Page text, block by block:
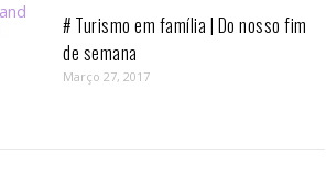
# Turismo em família | Do nosso fim
de semana
Março 27, 2017